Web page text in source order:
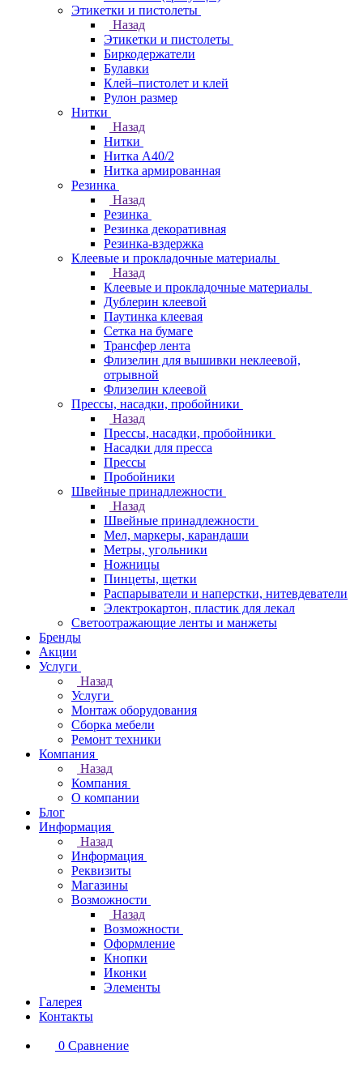
Этикетки и пистолеты
Назад
Этикетки и пистолеты
Биркодержатели
Булавки
Клей–пистолет и клей
Рулон размер
Нитки
Назад
Нитки
Нитка А40/2
Нитка армированная
Резинка
Назад
Резинка
Резинка декоративная
Резинка-вздержка
Клеевые и прокладочные материалы
Назад
Клеевые и прокладочные материалы
Дублерин клеевой
Паутинка клеевая
Сетка на бумаге
Трансфер лента
Флизелин для вышивки неклеевой,
отрывной
Флизелин клеевой
Прессы, насадки, пробойники
Назад
Прессы, насадки, пробойники
Насадки для пресса
Прессы
Пробойники
Швейные принадлежности
Назад
Швейные принадлежности
Мел, маркеры, карандаши
Метры, угольники
Ножницы
Пинцеты, щетки
Распарыватели и наперстки, нитевдеватели
Электрокартон, пластик для лекал
Светоотражающие ленты и манжеты
Бренды
Акции
Услуги
Назад
Услуги
Монтаж оборудования
Сборка мебели
Ремонт техники
Компания
Назад
Компания
О компании
Блог
Информация
Назад
Информация
Реквизиты
Магазины
Возможности
Назад
Возможности
Оформление
Кнопки
Иконки
Элементы
Галерея
Контакты
0 Сравнение